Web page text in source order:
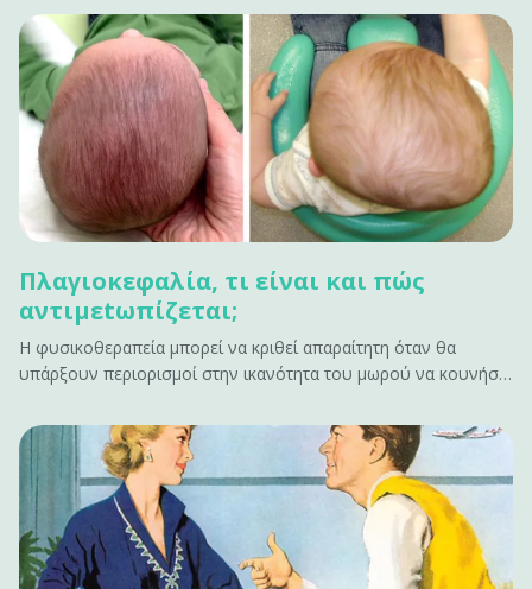
Πλαγιοκεφαλία, τι είναι και πώς
αντιμεtωπίζεται;
Η φυσικοθεραπεία μπορεί να κριθεί απαραίτητη όταν θα
υπάρξουν περιορισμοί στην ικανότητα του μωρού να κουνήσει
σύσπασης.&#13; &#13; Τι είναι η πλαγιοκεφαλία;&#13; Η
πλαγιοκεφoλία είναι η ασύμμετρη θέση των οστών του
κρανίου στο βρέφος.&hellip;